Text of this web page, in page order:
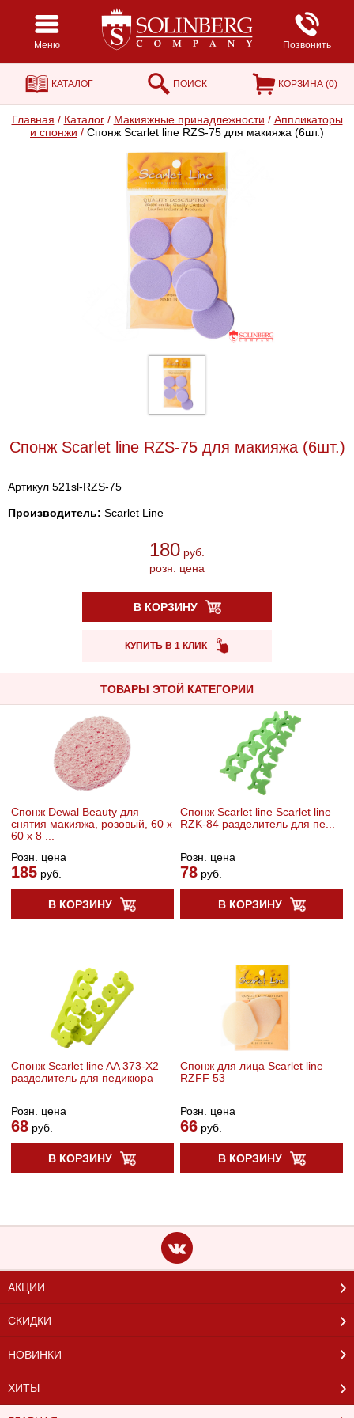
Меню Позвонить
КАТАЛОГ ПОИСК КОРЗИНА (0)
Главная / Каталог / Макияжные принадлежности / Аппликаторы
и спонжи / Спонж Scarlet line RZS-75 для макияжа (6шт.)
Спонж Scarlet line RZS-75 для макияжа (6шт.)
Артикул 521sl-RZS-75
Производитель: Scarlet Line
180 руб.
розн. цена
В КОРЗИНУ
КУПИТЬ В 1 КЛИК
ТОВАРЫ ЭТОЙ КАТЕГОРИИ
Спонж Dewal Beauty для
снятия макияжа, розовый, 60 x
60 x 8 ...
Розн. цена
185руб.
В КОРЗИНУ
Спонж Scarlet line Scarlet line
RZK-84 разделитель для пе...
Розн. цена
78 руб.
В КОРЗИНУ
Спонж Scarlet line AA 373-X2
разделитель для педикюра
Розн. цена
68руб.
В КОРЗИНУ
Спонж для лица Scarlet line
RZFF 53
Розн. цена
66 руб.
В КОРЗИНУ
АКЦИИ
СКИДКИ
НОВИНКИ
ХИТЫ